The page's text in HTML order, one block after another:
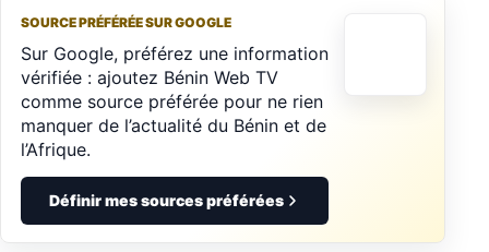
SOURCE PRÉFÉRÉE SUR GOOGLE
Sur Google, préférez une information
vérifiée : ajoutez Bénin Web TV
comme source préférée pour ne rien
manquer de l’actualité du Bénin et de
l’Afrique.
Définir mes sources préférées